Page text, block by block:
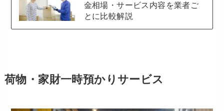
金相場・サービス内容を業者ご
とに比較解説
荷物・家財一時預かりサービス